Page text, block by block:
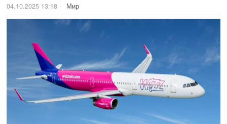
04.10.2025 13:18 Мир